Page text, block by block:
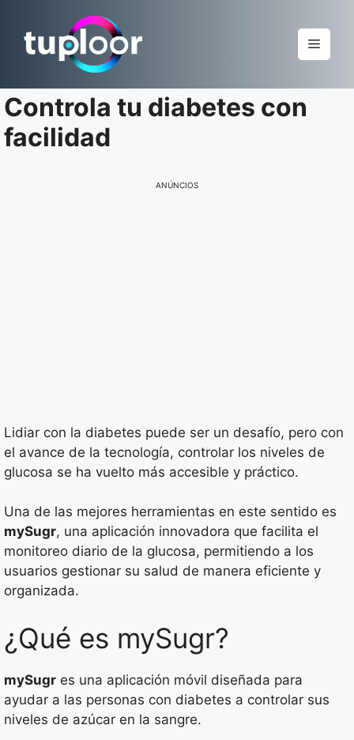
para
Menu
Controla tu diabetes con
facilidad
ANÚNCIOS
Lidiar con la diabetes puede ser un desafío, pero con
el avance de la tecnología, controlar los niveles de
glucosa se ha vuelto más accesible y práctico.
Una de las mejores herramientas en este sentido es
mySugr, una aplicación innovadora que facilita el
monitoreo diario de la glucosa, permitiendo a los
usuarios gestionar su salud de manera eficiente y
organizada.
¿Qué es mySugr?
mySugr es una aplicación móvil diseñada para
ayudar a las personas con diabetes a controlar sus
niveles de azúcar en la sangre.